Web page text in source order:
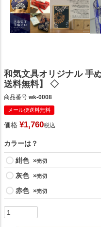
和気文具オリジナル 手
送料無料】 ◇
商品番号 wk-0008
メール便送料無料
価格 ¥1,760税込
カラーは？
紺色 ×
灰色 ×
赤色 ×